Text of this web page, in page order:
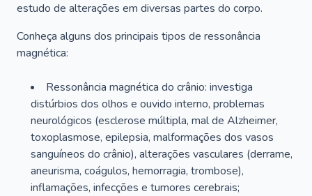
estudo de alterações em diversas partes do corpo.
Conheça alguns dos principais tipos de ressonância
magnética:
Ressonância magnética do crânio: investiga
distúrbios dos olhos e ouvido interno, problemas
neurológicos (esclerose múltipla, mal de Alzheimer,
toxoplasmose, epilepsia, malformações dos vasos
sanguíneos do crânio), alterações vasculares (derrame,
aneurisma, coágulos, hemorragia, trombose),
inflamações, infecções e tumores cerebrais;